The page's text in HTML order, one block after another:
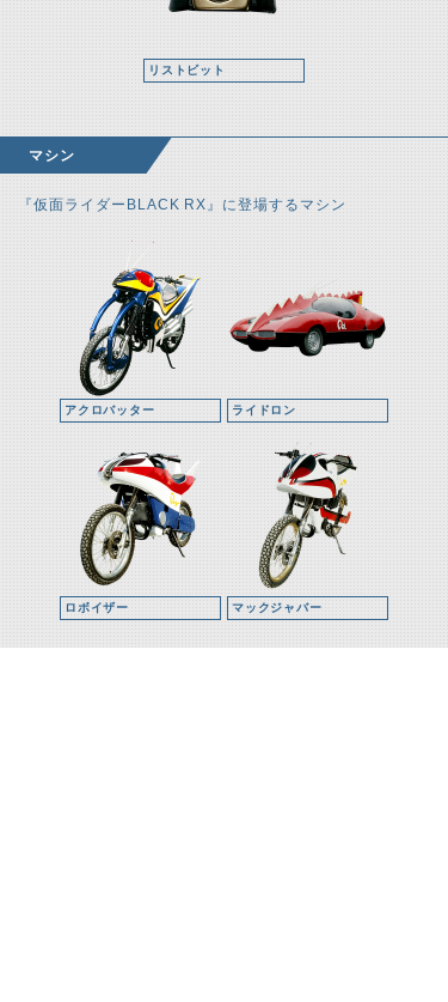
リストビット
マシン
『仮面ライダーBLACK RX』に登場するマシン
アクロバッター ライドロン
ロボイザー マックジャバー